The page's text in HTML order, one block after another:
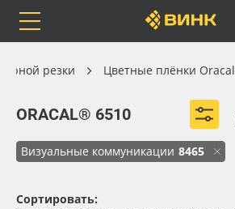
Каталог
Orafol
Весь каталог
Рулонные материалы
резки Цветные плёнки Oracal
ORACAL® 6510
Визуальные коммуникации 8465
Цветные плёнки Oracal
Сортировать: